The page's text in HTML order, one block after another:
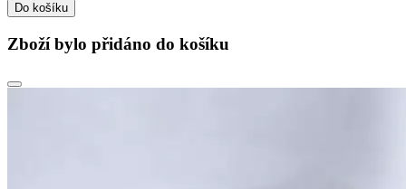
Do košíku
Zboží bylo přidáno do košíku